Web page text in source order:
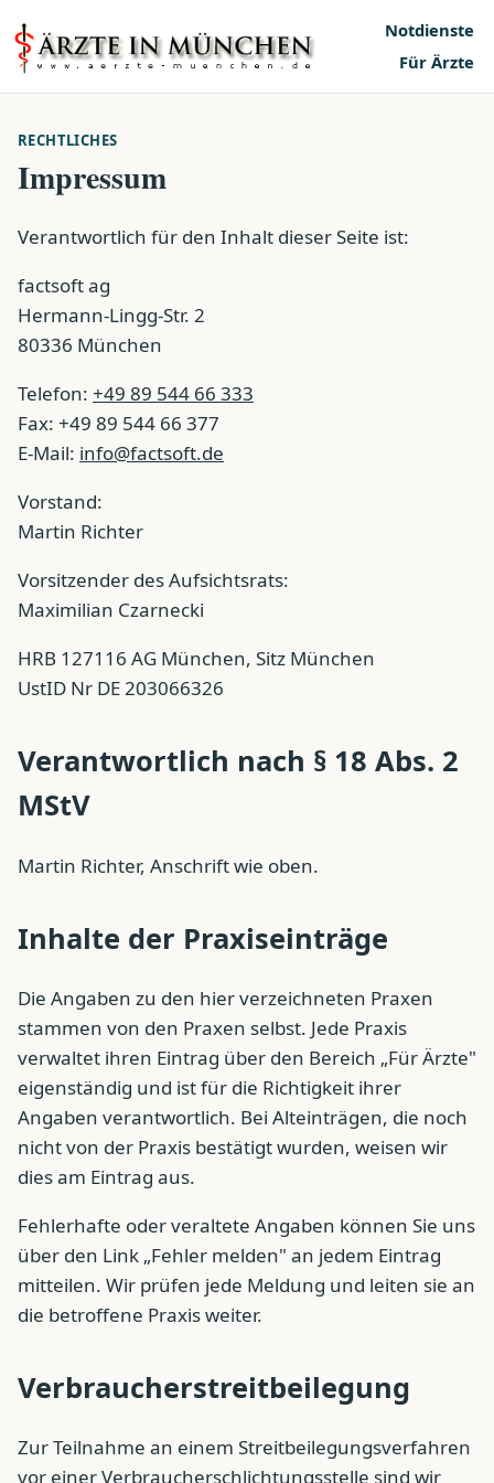
Notdienste
Für Ärzte
RECHTLICHES
Impressum
Verantwortlich für den Inhalt dieser Seite ist:
factsoft ag
Hermann-Lingg-Str. 2
80336 München
Telefon: +49 89 544 66 333
Fax: +49 89 544 66 377
E-Mail: info@factsoft.de
Vorstand:
Martin Richter
Vorsitzender des Aufsichtsrats:
Maximilian Czarnecki
HRB 127116 AG München, Sitz München
UstID Nr DE 203066326
Verantwortlich nach § 18 Abs. 2
MStV
Martin Richter, Anschrift wie oben.
Inhalte der Praxiseinträge
Die Angaben zu den hier verzeichneten Praxen
stammen von den Praxen selbst. Jede Praxis
verwaltet ihren Eintrag über den Bereich „Für Ärzte"
eigenständig und ist für die Richtigkeit ihrer
Angaben verantwortlich. Bei Alteinträgen, die noch
nicht von der Praxis bestätigt wurden, weisen wir
dies am Eintrag aus.
Fehlerhafte oder veraltete Angaben können Sie uns
über den Link „Fehler melden" an jedem Eintrag
mitteilen. Wir prüfen jede Meldung und leiten sie an
die betroffene Praxis weiter.
Verbraucherstreitbeilegung
Zur Teilnahme an einem Streitbeilegungsverfahren
vor einer Verbraucherschlichtungsstelle sind wir